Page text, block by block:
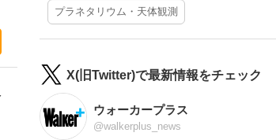
プラネタリウム・天体観測
X(旧Twitter)で最新情報をチェック
ウォーカープラス
@walkerplus_news